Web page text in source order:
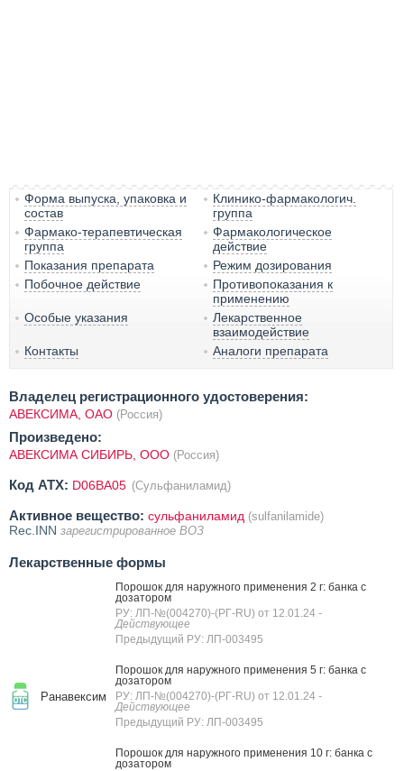
Форма выпуска, упаковка и
состав
Клинико-фармакологич.
группа
Фармако-терапевтическая
группа
Фармакологическое
действие
Показания препарата
Режим дозирования
Побочное действие
Противопоказания к
применению
Особые указания
Лекарственное
взаимодействие
Контакты
Аналоги препарата
Владелец регистрационного удостоверения:
АВЕКСИМА, ОАО (Россия)
Произведено:
АВЕКСИМА СИБИРЬ, ООО (Россия)
Код ATX: D06BA05 (Сульфаниламид)
Активное вещество: сульфаниламид (sulfanilamide)
Rec.INN зарегистрированное ВОЗ
Лекарственные формы
Ранавексим
Порошок для наружного применения 2 г: банка с
дозатором
РУ: ЛП-№(004270)-(РГ-RU) от 12.01.24 -
Действующее
Предыдущий РУ: ЛП-003495
Порошок для наружного применения 5 г: банка с
дозатором
РУ: ЛП-№(004270)-(РГ-RU) от 12.01.24 -
Действующее
Предыдущий РУ: ЛП-003495
Порошок для наружного применения 10 г: банка с
дозатором